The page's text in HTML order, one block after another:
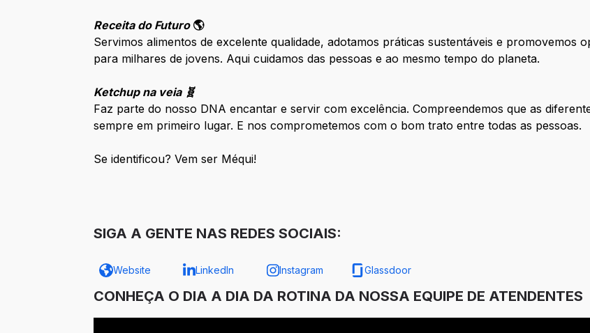
Receita do Futuro 🌎
Servimos alimentos de excelente qualidade, adotamos práticas sustentáveis e promovemos
para milhares de jovens. Aqui cuidamos das pessoas e ao mesmo tempo do planeta.
Ketchup na veia 🧬
Faz parte do nosso DNA encantar e servir com excelência. Compreendemos que as
sempre em primeiro lugar. E nos comprometemos com o bom trato entre todas as pessoas.
Se identificou? Vem ser Méqui!
SIGA A GENTE NAS REDES SOCIAIS:
Website LinkedIn Instagram Glassdoor
CONHEÇA O DIA A DIA DA ROTINA DA NOSSA EQUIPE DE ATENDENTES